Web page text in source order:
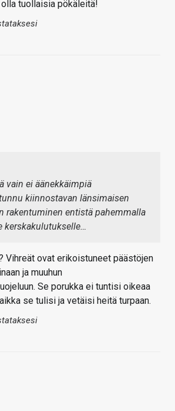
tuollaisia pökäleitä!
vain ei äänekkäimpiä
kiinnostavan länsimaisen
rakentuminen entistä pahemmalla
kerskakulutukselle…
Vihreät ovat erikoistuneet päästöjen
ja muuhun
Se porukka ei tuntisi oikeaa
se tulisi ja vetäisi heitä turpaan.